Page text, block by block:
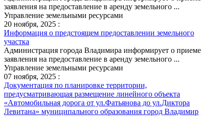
заявления на предоставление в аренду земельного ...
Управление земельными ресурсами
20 ноября, 2025 :
Информация о предстоящем предоставлении земельного
участка
Администрация города Владимира информирует о приеме
заявления на предоставление в аренду земельного ...
Управление земельными ресурсами
07 ноября, 2025 :
Документация по планировке территории,
предусматривающая размещение линейного объекта
«Автомобильная дорога от ул.Фатьянова до ул.Диктора
Левитана» муниципального образования город Владимир